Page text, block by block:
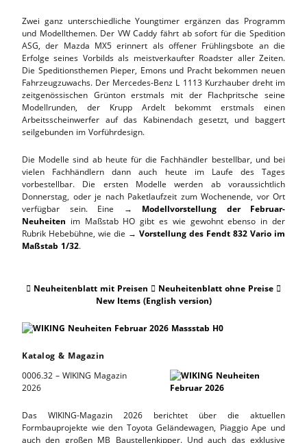
Zwei ganz unterschiedliche Youngtimer ergänzen das Programm
und Modellthemen. Der VW Caddy fährt ab sofort für die Spedition
ASG, der Mazda MX5 erinnert als offener Frühlingsbote an die
Erfolge seines Vorbilds als meistverkaufter Roadster aller Zeiten.
Die Speditionsthemen Pieper, Emons und Pracht bekommen neuen
Fahrzeugzuwachs. Der Mercedes-Benz L 1113 Kurzhauber dreht im
zeitgenössischen Grünton erstmals mit der Flachpritsche seine
Modellrunden, der Krupp Ardelt bekommt erstmals einen
Arbeitsscheinwerfer auf das Kabinendach gesetzt, und baggert
seilgebunden im Vorführdesign.
Die Modelle sind ab heute für die Fachhändler bestellbar, und bei
vielen Fachhändlern dann auch heute im Laufe des Tages
vorbestellbar. Die ersten Modelle werden ab voraussichtlich
Donnerstag, oder je nach Paketlaufzeit zum Wochenende, vor Ort
verfügbar sein. Eine → Modellvorstellung der Februar-
Neuheiten im Maßstab HO gibt es wie gewohnt ebenso in der
Rubrik Hebebühne, wie die → Vorstellung des Fendt 832 Vario im
Maßstab 1/32.
 Neuheitenblatt mit Preisen  Neuheitenblatt ohne Preise 
New Items (English version)
Katalog & Magazin
0006.32 – WIKING Magazin
2026
Das WIKING-Magazin 2026 berichtet über die aktuellen
Formbauprojekte wie den Toyota Geländewagen, Piaggio Ape und
auch den großen MB Baustellenkipper. Und auch das exklusive